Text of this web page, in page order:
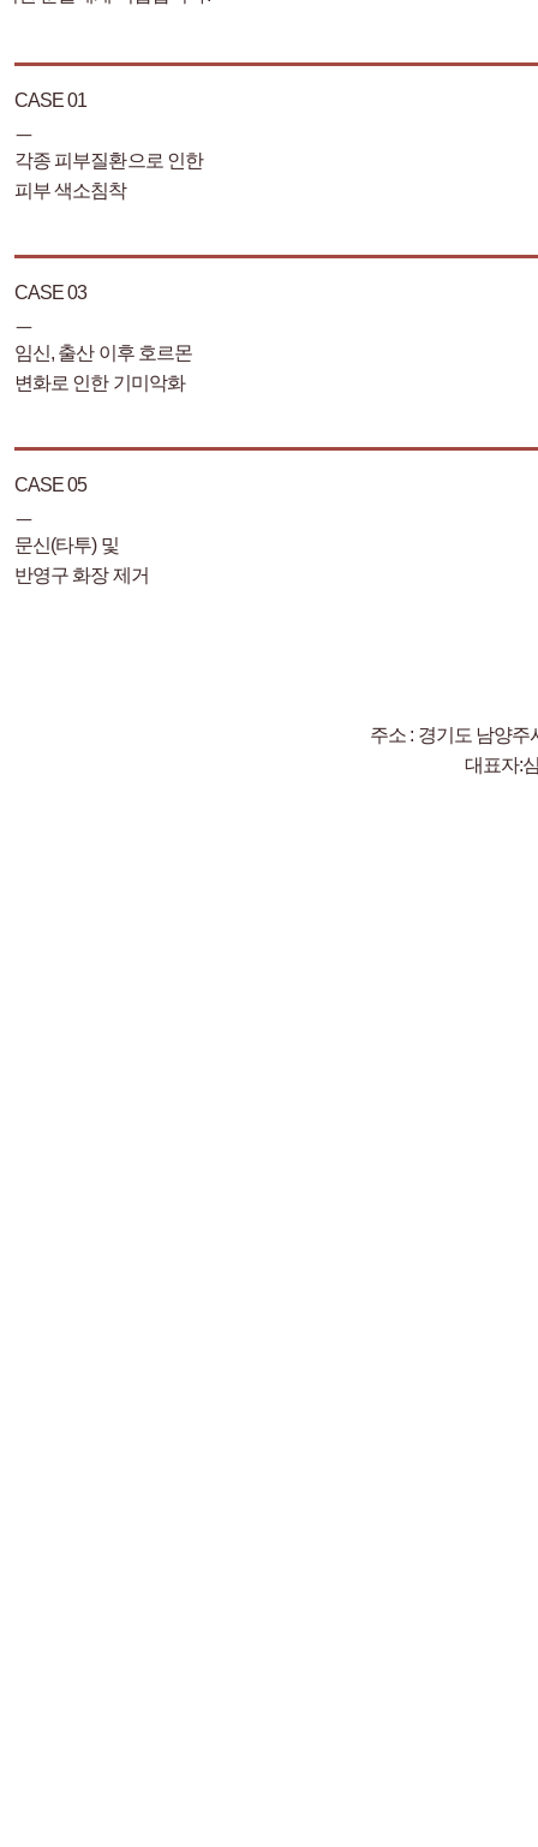
CASE 01
ㅡ
각종 피부질환으로 인한
피부 색소침착
CASE 03
ㅡ
임신, 출산 이후 호르몬
변화로 인한 기미악화
CASE 05
ㅡ
문신(타투) 및
반영구 화장 제거
주소 : 경기도 남양
대표자: